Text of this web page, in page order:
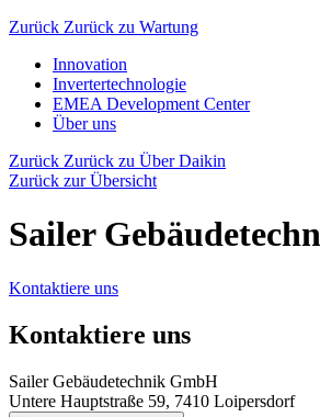
Zurück Zurück zu Wartung
Innovation
Invertertechnologie
EMEA Development Center
Über uns
Zurück Zurück zu Über Daikin
Zurück zur Übersicht
Sailer
Kontaktiere uns
Kontaktiere uns
Sailer Gebäudetechnik GmbH
Untere Hauptstraße 59, 7410 Loipersdorf